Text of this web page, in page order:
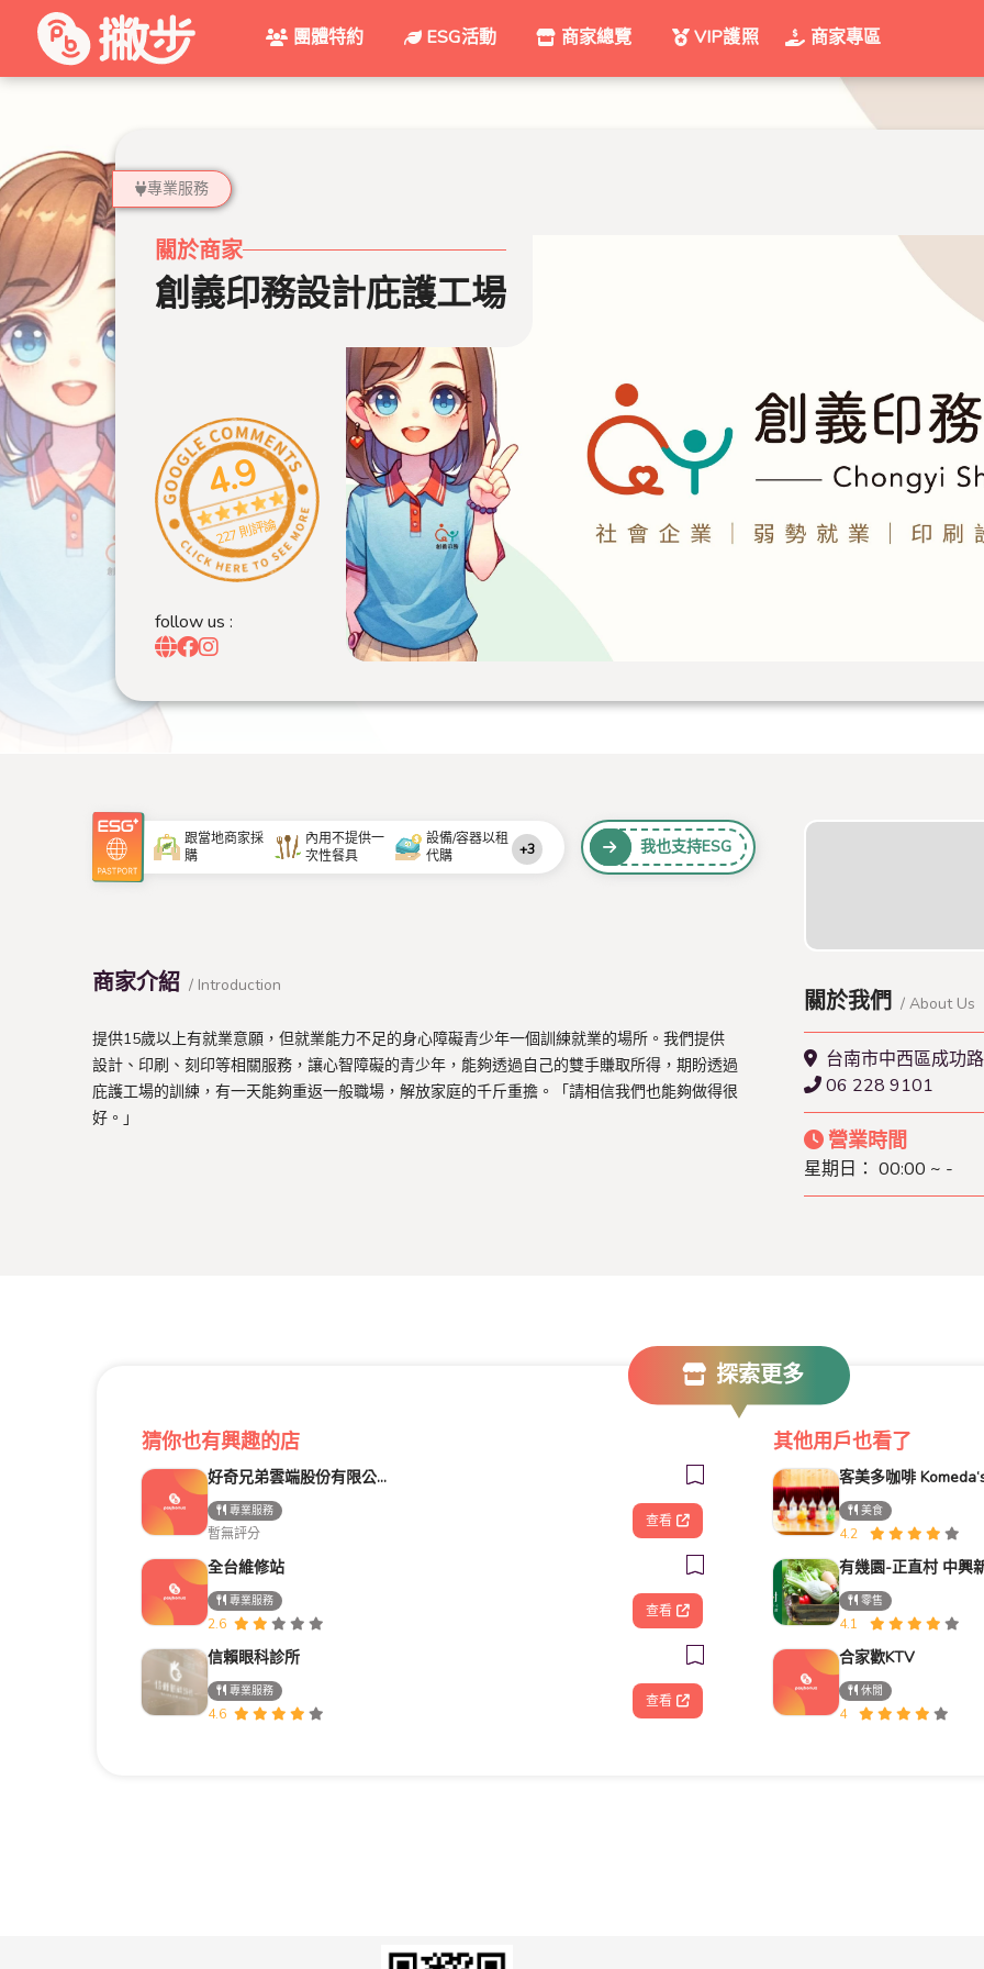
團體特約 ESG活動 商家總覽 VIP護照 商家專區
專業服務
關於商家
創義印務設計庇護工場
4.9
227 則評論
follow us :
跟當地商家採
購
內用不提供一
次性餐具
設備/容器以租
代購
+3 我也支持ESG
商家介紹 / Introduction
提供15歲以上有就業意願，但就業能力不足的身心障礙青少年一個訓練就業的場所。我們提供
設計、印刷、刻印等相關服務，讓心智障礙的青少年，能夠透過自己的雙手賺取所得，期盼透過
庇護工場的訓練，有一天能夠重返一般職場，解放家庭的千斤重擔。「請相信我們也能夠做得很
好。」
關於我們 / About Us
台南市中西區成功
06 228 9101
營業時間
星期日： 00:00 ~ -
探索更多
猜你也有興趣的店
好奇兄弟雲端股份有限公司｜Google行銷導客顧問・高雄台南行銷顧問
專業服務
暫無評分
查看
全台維修站
專業服務
2.6
查看
信賴眼科診所
專業服務
4.6
查看
其他用戶也看了
美食
4.2
有幾園-正直村 中興
零售
4.1
合家歡KTV
休閒
4